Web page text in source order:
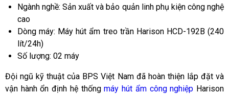
Ngành nghề: Sản xuất và bảo quản linh phụ kiện công nghệ
cao
Dòng máy: Máy hút ẩm treo trần Harison HCD-192B (240
lít/24h)
Số lượng: 02 máy
Đội ngũ kỹ thuật của BPS Việt Nam đã hoàn thiện lắp đặt và
vận hành ổn định hệ thốngmáy hút ẩm công nghiệp Harison